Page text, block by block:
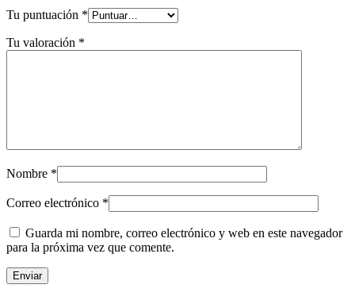
Tu puntuación *
Tu valoración *
Nombre *
Correo electrónico *
Guarda mi nombre, correo electrónico y web en este navegador
para la próxima vez que comente.